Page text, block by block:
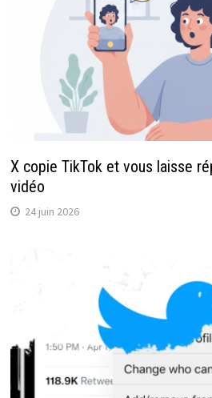
X copie TikTok et vous laisse
vidéo
24 juin 2026